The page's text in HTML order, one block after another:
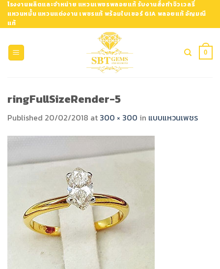
Skip
content
โรงงานผลิตและจำหน่าย แหวนเพชรพลอยแท้ รับงานสั่งทำจิวเวลรี่
แหวนหมั้น แหวนแต่งงาน เพชรแท้ พร้อมใบเซอร์ GIA พลอยแท้ อัญมณี
แท้
0
ringFullSizeRender-5
Published 20/02/2018 at 300 × 300 in แบบแหวนเพชร